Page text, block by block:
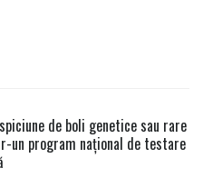
de boli genetice sau rare
un program național de testare